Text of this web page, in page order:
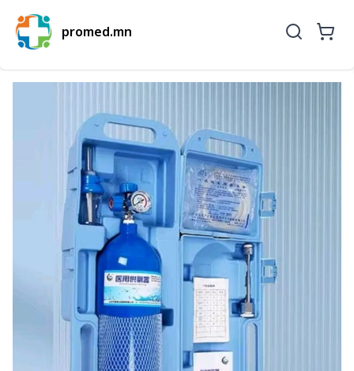
promed.mn